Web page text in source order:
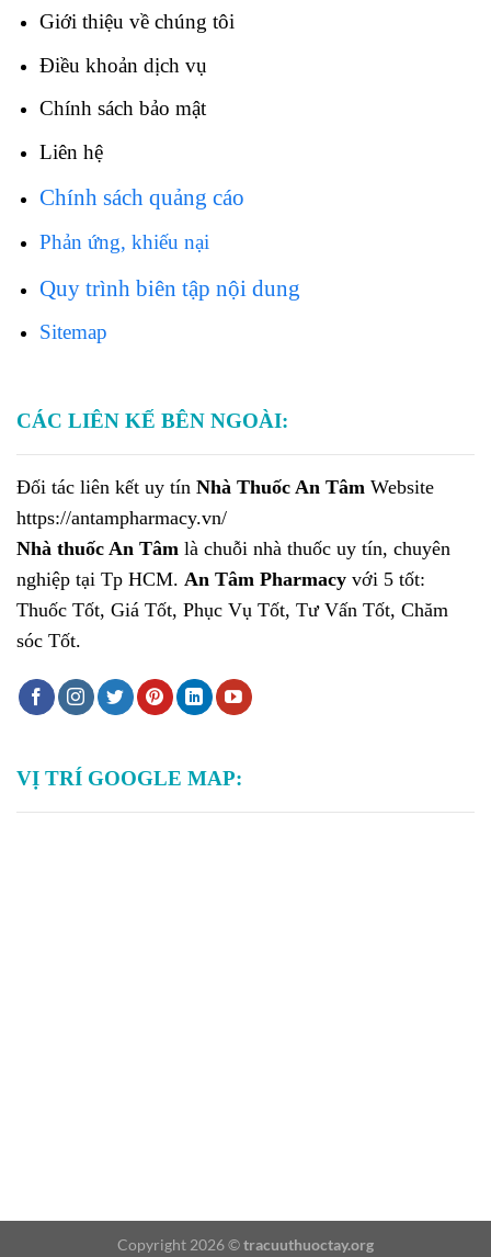
Giới thiệu về chúng tôi
Điều khoản dịch vụ
Chính sách bảo mật
Liên hệ
Chính sách quảng cáo
Phản ứng, khiếu nại
Quy trình biên tập nội dung
Sitemap
CÁC LIÊN KẾ BÊN NGOÀI:
Đối tác liên kết uy tín Nhà Thuốc An Tâm Website
https://antampharmacy.vn/
Nhà thuốc An Tâm là chuỗi nhà thuốc uy tín, chuyên
nghiệp tại Tp HCM. An Tâm Pharmacy với 5 tốt:
Thuốc Tốt, Giá Tốt, Phục Vụ Tốt, Tư Vấn Tốt, Chăm
sóc Tốt.
VỊ TRÍ GOOGLE MAP:
Copyright 2026 ©tracuuthuoctay.org